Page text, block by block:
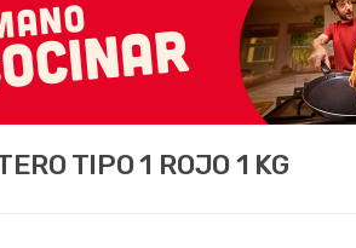
TIPO 1 ROJO 1 KG